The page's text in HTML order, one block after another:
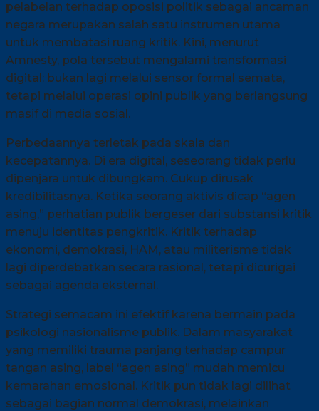
pelabelan terhadap oposisi politik sebagai ancaman
negara merupakan salah satu instrumen utama
untuk membatasi ruang kritik. Kini, menurut
Amnesty, pola tersebut mengalami transformasi
digital: bukan lagi melalui sensor formal semata,
tetapi melalui operasi opini publik yang berlangsung
masif di media sosial.
Perbedaannya terletak pada skala dan
kecepatannya. Di era digital, seseorang tidak perlu
dipenjara untuk dibungkam. Cukup dirusak
kredibilitasnya. Ketika seorang aktivis dicap “agen
asing,” perhatian publik bergeser dari substansi kritik
menuju identitas pengkritik. Kritik terhadap
ekonomi, demokrasi, HAM, atau militerisme tidak
lagi diperdebatkan secara rasional, tetapi dicurigai
sebagai agenda eksternal.
Strategi semacam ini efektif karena bermain pada
psikologi nasionalisme publik. Dalam masyarakat
yang memiliki trauma panjang terhadap campur
tangan asing, label “agen asing” mudah memicu
kemarahan emosional. Kritik pun tidak lagi dilihat
sebagai bagian normal demokrasi, melainkan